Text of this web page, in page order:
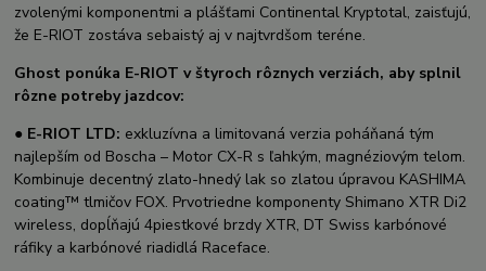
zvolenými komponentmi a plášťami Continental Kryptotal, zaisťujú,
že E-RIOT zostáva sebaistý aj v najtvrdšom teréne.
Ghost ponúka E-RIOT v štyroch rôznych verziách, aby splnil
rôzne potreby jazdcov:
● E-RIOT LTD: exkluzívna a limitovaná verzia poháňaná tým
najlepším od Boscha – Motor CX-R s ľahkým, magnéziovým telom.
Kombinuje decentný zlato-hnedý lak so zlatou úpravou KASHIMA
coating™ tlmičov FOX. Prvotriedne komponenty Shimano XTR Di2
wireless, dopĺňajú 4piestkové brzdy XTR, DT Swiss karbónové
ráfiky a karbónové riadidlá Raceface.